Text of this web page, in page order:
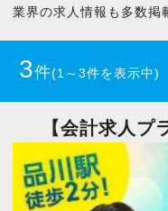
業界の求人情報も多数掲
3件(1～3件を表示中)
正社員(2)
【会計求人プ